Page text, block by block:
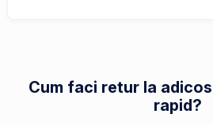
Cum faci retur la
rapid?